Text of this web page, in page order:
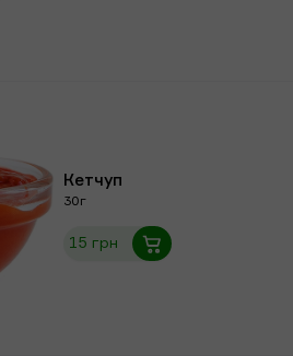
Кетчуп
30г
15 грн